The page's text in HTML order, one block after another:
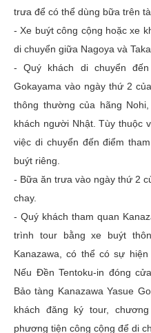
trưa để có thể dùng bữa trên
- Xe buýt công cộng hoặc xe
di chuyển giữa Nagoya và
- Quý khách di chuyển
Gokayama vào ngày thứ 2
thông thường của hãng
khách người Nhật. Tùy thuộc
việc di chuyển đến điểm
buýt riêng.
- Bữa ăn trưa vào ngày thứ 2
chay.
- Quý khách tham quan
trình tour bằng xe buýt
Kanazawa, có thể có sự
Nếu Ðền Tentoku-in đóng
Bảo tàng Kanazawa Yasue
khách đăng ký tour,
phương tiện công cộng để di